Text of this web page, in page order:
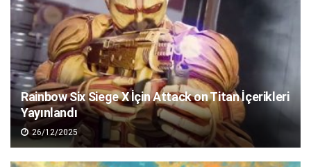
Rainbow Six Siege X İçin Attack on Titan İçerikleri
Yayınlandı
26/12/2025